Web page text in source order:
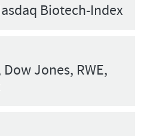
Biotech-Index
Jones, RWE,